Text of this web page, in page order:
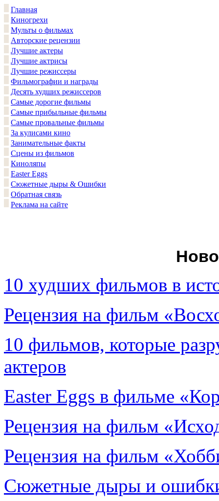
Главная
Киногрехи
Мульты о фильмах
Авторские рецензии
Лучшие актеры
Лучшие актрисы
Лучшие режиссеры
Фильмографии и награды
Десять худших режиссеров
Самые дорогие фильмы
Самые прибыльные фильмы
Самые провальные фильмы
За кулисами кино
Занимательные факты
Сцены из фильмов
Киноляпы
Easter Eggs
Сюжетные дыры & Ошибки
Обратная связь
Реклама на сайте
10 худших фильмов в
Рецензия на фильм
10 фильмов, которые
актеров
Easter Eggs в фильме
Рецензия на фильм
Рецензия на фильм
Сюжетные дыры и